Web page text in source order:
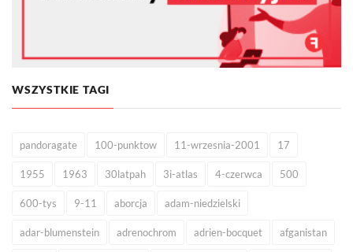
WSZYSTKIE TAGI
pandoragate 100-punktow 11-wrzesnia-2001 17
1955 1963 30latpah 3i-atlas 4-czerwca 500
600-tys 9-11 aborcja adam-niedzielski
adar-blumenstein adrenochrom adrien-bocquet afganistan